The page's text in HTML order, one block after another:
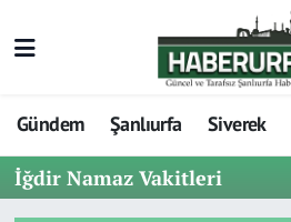
Gündem Şanlıurfa Siverek
İğdir Namaz Vakitleri